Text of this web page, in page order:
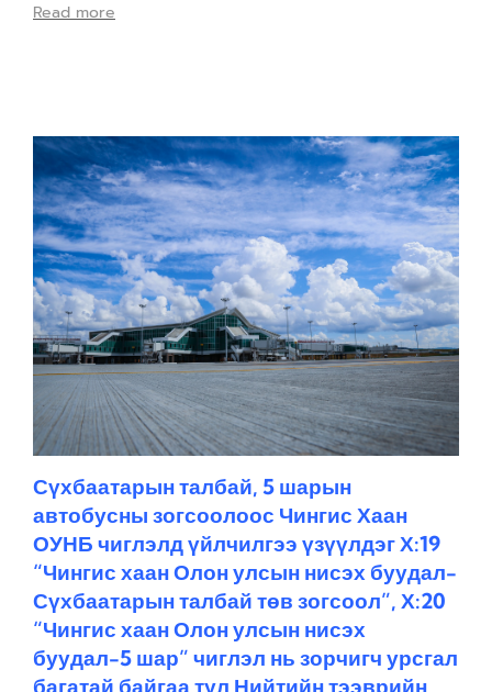
Read more
Сүхбаатарын талбай, 5 шарын
автобусны зогсоолоос Чингис Хаан
ОУНБ чиглэлд үйлчилгээ үзүүлдэг Х:19
“Чингис хаан Олон улсын нисэх буудал-
Сүхбаатарын талбай төв зогсоол”, Х:20
“Чингис хаан Олон улсын нисэх
буудал-5 шар” чиглэл нь зорчигч урсгал
багатай байгаа тул Нийтийн тээврийн